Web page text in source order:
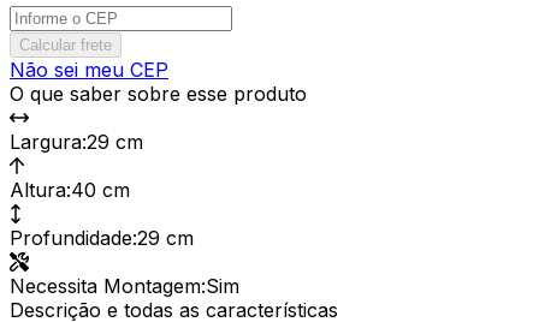
Calcular frete
Não sei meu CEP
O que saber sobre esse produto
Largura:29 cm
Altura:40 cm
Profundidade:29 cm
Necessita Montagem:Sim
Descrição e todas as características